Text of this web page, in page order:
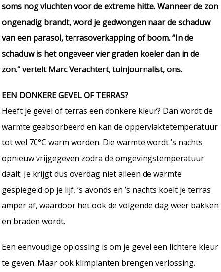
soms nog vluchten voor de extreme hitte. Wanneer de zon
ongenadig brandt, word je gedwongen naar de schaduw
van een parasol, terrasoverkapping of boom. “In de
schaduw is het ongeveer vier graden koeler dan in de
zon.” vertelt Marc Verachtert, tuinjournalist, ons.
EEN DONKERE GEVEL OF TERRAS?
Heeft je gevel of terras een donkere kleur? Dan wordt de
warmte geabsorbeerd en kan de oppervlaktetemperatuur
tot wel 70°C warm worden. Die warmte wordt ’s nachts
opnieuw vrijgegeven zodra de omgevingstemperatuur
daalt. Je krijgt dus overdag niet alleen de warmte
gespiegeld op je lijf, ’s avonds en ’s nachts koelt je terras
amper af, waardoor het ook de volgende dag weer bakken
en braden wordt.
Een eenvoudige oplossing is om je gevel een lichtere kleur
te geven. Maar ook klimplanten brengen verlossing.